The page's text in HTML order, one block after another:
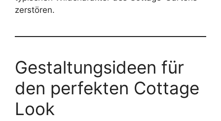
zerstören.
Gestaltungsideen für
den perfekten Cottage
Look